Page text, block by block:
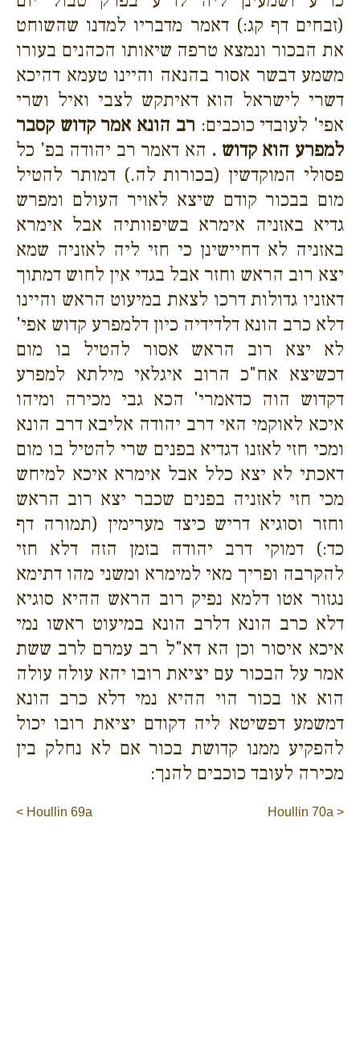
(זבחים דף קג:) דאמר מדבריו למדנו שהשוחט
את הבכור ונמצא טרפה שיאותו הכהנים בעורו
משמע דבשר אסור בהנאה והיינו טעמא דהיכא
דשרי לישראל הוא דאיתקש לצבי ואיל ושרי
אפי' לעובדי כוכבים: רב הונא אמר קדוש קסבר
למפרע הוא קדוש . הא דאמר רב יהודה בפ' כל
פסולי המוקדשין (בכורות לה.) דמותר להטיל
מום בבכור קודם שיצא לאויר העולם ומפרש
גדיא באזניה אימרא בשיפוותיה אבל אימרא
באזניה לא דחיישינן כי חזי ליה לאזניה שמא
יצא רוב הראש וחזר אבל בגדי אין לחוש דמתוך
דאזניו גדולות דרכו לצאת במיעוט הראש והיינו
דלא כרב הונא דלדידיה כיון דלמפרע קדוש אפי'
לא יצא רוב הראש אסור להטיל בו מום
דכשיצא אח"כ הרוב איגלאי מילתא למפרע
דקדוש הוה כדאמרי' הכא גבי מכירה ומיהו
איכא לאוקמי האי דרב יהודה אליבא דרב הונא
ומכי חזי לאזנו דגדיא בפנים שרי להטיל בו מום
דאכתי לא יצא כלל אבל אימרא איכא למיחש
מכי חזי לאזניה בפנים שכבר יצא רוב הראש
וחזר וסוגיא דריש כיצד מערימין (תמורה דף
כד:) דמוקי דרב יהודה בזמן הזה דלא חזי
להקרבה ופריך מאי למימרא ומשני מהו דתימא
נגזור אטו דלמא נפיק רוב הראש ההיא סוגיא
דלא כרב הונא דלרב הונא במיעוט ראשו נמי
איכא איסור וכן הא דא"ל רב עמרם לרב ששת
אמר על הבכור עם יציאת רובו יהא עולה עולה
הוא או בכור הוי ההיא נמי דלא כרב הונא
דמשמע דפשיטא ליה דקודם יציאת רובו יכול
להפקיע ממנו קדושת בכור אם לא נחלק בין
מכירה לעובד כוכבים להנך:
< Houllin 69a Houllin 70a >